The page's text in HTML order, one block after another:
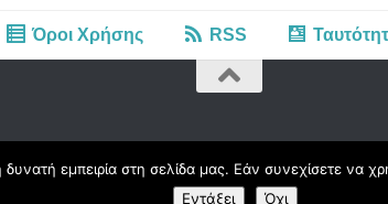
Όροι Χρήσης RSS
εμπειρία στη σελίδα μας. Εάν συνεχίσετε να
Εντάξει
Όχι